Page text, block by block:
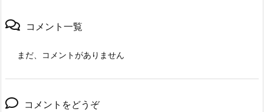
コメント一覧
まだ、コメントがありません
コメントをどうぞ